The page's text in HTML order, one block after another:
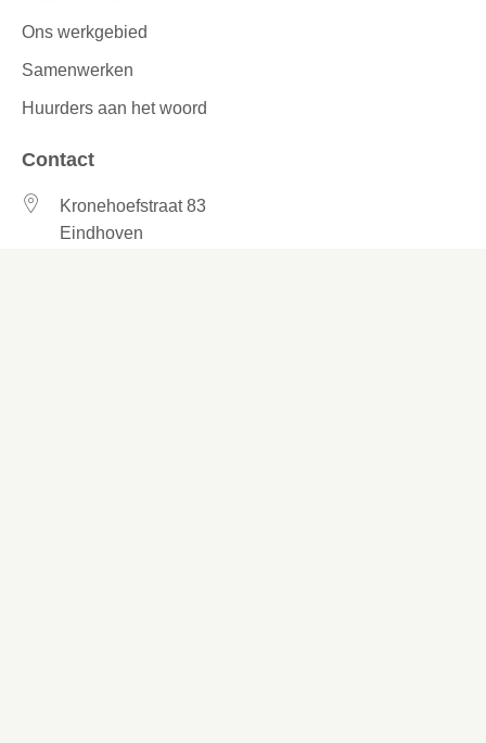
Ons werkgebied
Samenwerken
Huurders aan het woord
Contact
Kronehoefstraat 83
Eindhoven